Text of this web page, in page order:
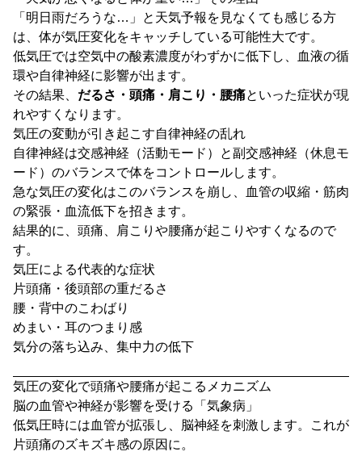
「明日雨だろうな…」と天気予報を見なくても感じる方
は、体が気圧変化をキャッチしている可能性大です。
低気圧では空気中の酸素濃度がわずかに低下し、血液の循
環や自律神経に影響が出ます。
その結果、 だるさ・頭痛・肩こり・腰痛といった症状が現
れやすくなります。
気圧の変動が引き起こす自律神経の乱れ
自律神経は交感神経（活動モード）と副交感神経（休息モ
ード）のバランスで体をコントロールします。
急な気圧の変化はこのバランスを崩し、血管の収縮・筋肉
の緊張・血流低下を招きます。
結果的に、頭痛、肩こりや腰痛が起こりやすくなるので
す。
気圧による代表的な症状
片頭痛・後頭部の重だるさ
腰・背中のこわばり
めまい・耳のつまり感
気分の落ち込み、集中力の低下
気圧の変化で頭痛や腰痛が起こるメカニズム
脳の血管や神経が影響を受ける「気象病」
低気圧時には血管が拡張し、脳神経を刺激します。これが
片頭痛のズキズキ感の原因に。